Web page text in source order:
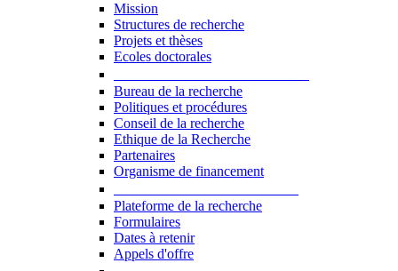
Mission
Structures de recherche
Projets et thèses
Ecoles doctorales
Bureau de la recherche
Politiques et procédures
Conseil de la recherche
Ethique de la Recherche
Partenaires
Organisme de financement
Plateforme de la recherche
Formulaires
Dates à retenir
Appels d'offre